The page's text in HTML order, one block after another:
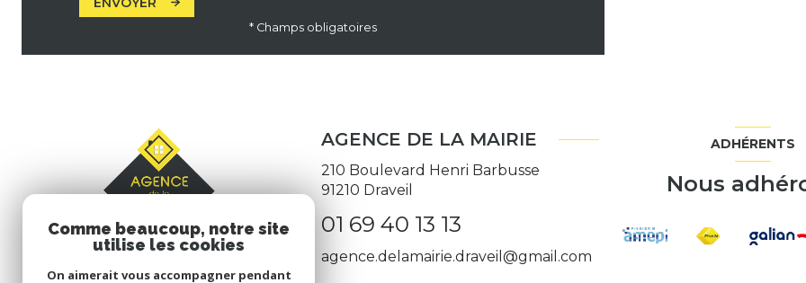
* Champs obligatoires
AGENCE DE LA MAIRIE
210 Boulevard Henri Barbusse
91210 Draveil
01 69 40 13 13
agence.delamairie.draveil@gmail.com
ADHÉRENTS
Nous
Comme beaucoup, notre site
utilise les cookies
On aimerait vous accompagner pendant